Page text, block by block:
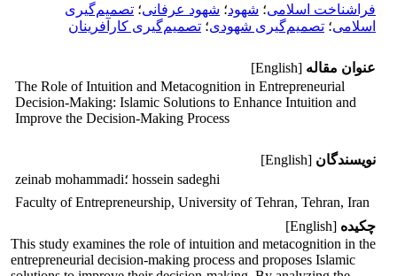
فراشناخت اسلامی؛ شهود؛ شهود عرفانی؛ تصمیم‌گیری
اسلامی؛ تصمیم‌گیری شهودی؛ تصمیم‌گیری کارآفرینان
عنوان مقاله [English]
The Role of Intuition and Metacognition in Entrepreneurial
Decision-Making: Islamic Solutions to Enhance Intuition and
Improve the Decision-Making Process
نویسندگان [English]
zeinab mohammadi؛ hossein sadeghi
Faculty of Entrepreneurship, University of Tehran, Tehran, Iran
چکیده [English]
This study examines the role of intuition and metacognition in the
entrepreneurial decision-making process and proposes Islamic